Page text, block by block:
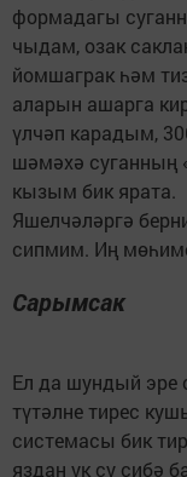
формадагы
чыдам, озак
йомшаграк һәм
аларын ашарга
үлчәп карадым,
шәмәхә суганның
кызым бик ярата.
Яшелчәләргә
сипмим. Иң
Сарымсак
Ел да шундый
түтәлне тирес
системасы бик
яздан ук су сибә